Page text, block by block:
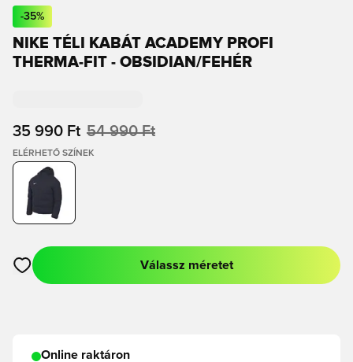
-35%
NIKE TÉLI KABÁT ACADEMY PROFI
THERMA-FIT - OBSIDIAN/FEHÉR
35 990 Ft 54 990 Ft
ELÉRHETŐ SZÍNEK
Megnyit egy modált a bejelentkezéshez vagy a tagként való
Válassz méretet
Online raktáron